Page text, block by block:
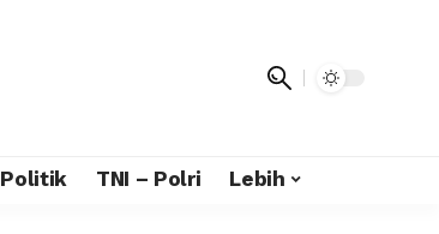
Politik TNI – Polri Lebih